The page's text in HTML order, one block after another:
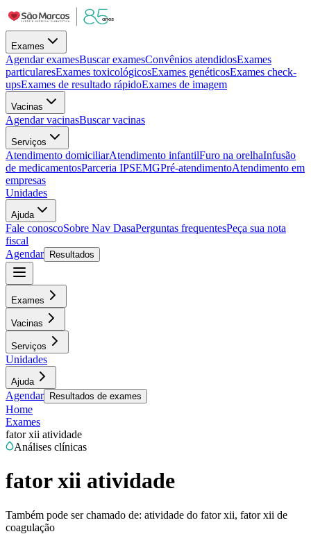
Exames
Agendar examesBuscar examesConvênios atendidosExames
particularesExames toxicológicosExames genéticosExames check-
upsExames de resultado rápidoExames de imagem
Vacinas
Agendar vacinasBuscar vacinas
Serviços
Atendimento domiciliarAtendimento infantilFuro na orelhaInfusão
de medicamentosParceria IPSEMGPré-atendimentoAtendimento em
empresas
Unidades
Ajuda
Fale conoscoSobre Nav DasaPerguntas frequentesPeça sua nota
fiscal
Agendar
Resultados
Exames
Vacinas
Serviços
Unidades
Ajuda
Agendar Resultados de exames
Home
Exames
fator xii atividade
Análises clínicas
fator xii atividade
Também pode ser chamado de: atividade do fator xii, fator xii de
coagulação